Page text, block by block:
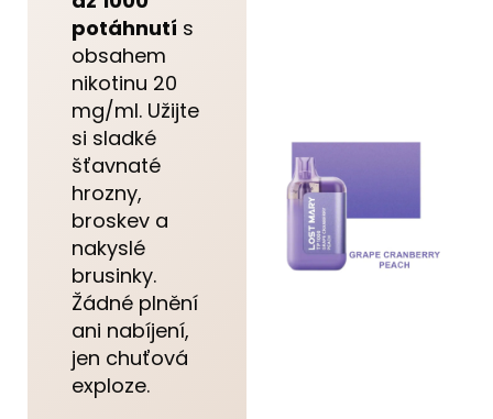
potáhnutí s
obsahem
nikotinu 20
mg/ml. Užijte
si sladké
šťavnaté
hrozny,
broskev a
nakyslé
brusinky.
Žádné plnění
ani nabíjení,
jen chuťová
exploze.